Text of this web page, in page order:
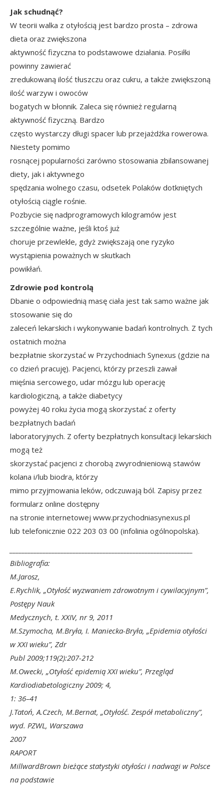
Jak schudnąć?
W teorii walka z otyłością jest bardzo prosta – zdrowa
dieta oraz zwiększona
aktywność fizyczna to podstawowe działania. Posiłki
powinny zawierać
zredukowaną ilość tłuszczu oraz cukru, a także zwiększoną
ilość warzyw i owoców
bogatych w błonnik. Zaleca się również regularną
aktywność fizyczną. Bardzo
często wystarczy długi spacer lub przejażdżka rowerowa.
Niestety pomimo
rosnącej popularności zarówno stosowania zbilansowanej
diety, jak i aktywnego
spędzania wolnego czasu, odsetek Polaków dotkniętych
otyłością ciągle rośnie.
Pozbycie się nadprogramowych kilogramów jest
szczególnie ważne, jeśli ktoś już
choruje przewlekle, gdyż zwiększają one ryzyko
wystąpienia poważnych w skutkach
powikłań.
Zdrowie pod kontrolą
Dbanie o odpowiednią masę ciała jest tak samo ważne jak
stosowanie się do
zaleceń lekarskich i wykonywanie badań kontrolnych. Z tych
ostatnich można
bezpłatnie skorzystać w Przychodniach Synexus (gdzie na
co dzień pracuję). Pacjenci, którzy przeszli zawał
mięśnia sercowego, udar mózgu lub operację
kardiologiczną, a także diabetycy
powyżej 40 roku życia mogą skorzystać z oferty
bezpłatnych badań
laboratoryjnych. Z oferty bezpłatnych konsultacji lekarskich
mogą też
skorzystać pacjenci z chorobą zwyrodnieniową stawów
kolana i/lub biodra, którzy
mimo przyjmowania leków, odczuwają ból. Zapisy przez
formularz online dostępny
na stronie internetowej www.przychodniasynexus.pl
lub telefonicznie 022 203 03 00 (infolinia ogólnopolska).
Bibliografia:
M.Jarosz,
E.Rychlik, „Otyłość wyzwaniem zdrowotnym i cywilacyjnym”,
Postępy Nauk
Medycznych, t. XXIV, nr 9, 2011
M.Szymocha, M.Bryła, I. Maniecka-Bryła, „Epidemia otyłości
w XXI wieku”, Zdr
Publ 2009;119(2):207-212
M.Owecki, „Otyłość epidemią XXI wieku”, Przegląd
Kardiodiabetologiczny 2009; 4,
1: 36–41
J.Tatoń, A.Czech, M.Bernat, „Otyłość. Zespół metaboliczny”,
wyd. PZWL, Warszawa
2007
RAPORT
MillwardBrown bieżące statystyki otyłości i nadwagi w Polsce
na podstawie